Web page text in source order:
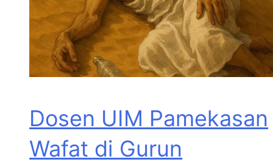
Dosen UIM Pamekasan
Wafat di Gurun